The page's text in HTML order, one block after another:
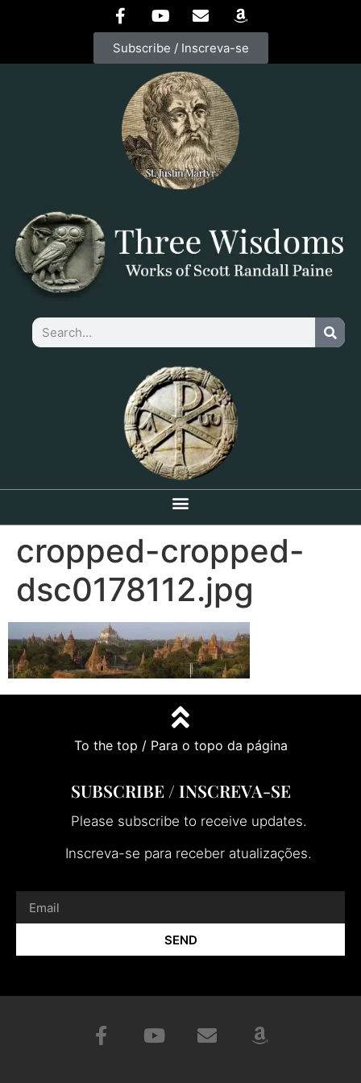
Subscribe / Inscreva-se
cropped-cropped-
dsc0178112.jpg
To the top / Para o topo da página
SUBSCRIBE / INSCREVA-SE
Please subscribe to receive updates.
Inscreva-se para receber atualizações.
SEND